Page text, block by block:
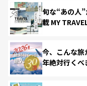
旬な“あの人
載 MY
今、こんな
年絶対行くべ